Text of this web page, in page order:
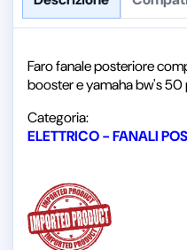
Faro fanale posteriore
booster e yamaha bw's
Categoria:
ELETTRICO - FANALI